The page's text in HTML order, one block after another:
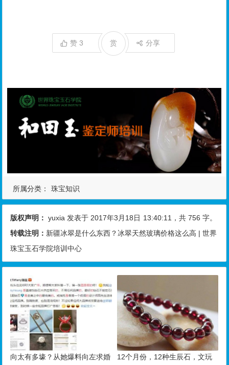
赞3 分享
赏
所属分类： 珠宝知识
版权声明： yuxia 发表于 2017年3月18日 13:40:11 ，共 756 字。
转载注明： 新疆冰翠是什么东西？冰翠天然玻璃价格这么高 | 世界
珠宝玉石学院培训中心
向太有多壕？从她爆料向左求婚
12个月份，12种生辰石，文玩